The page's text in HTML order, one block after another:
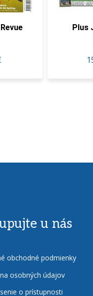
Plus JEDEN DEŇ
u nás
obchodné podmienky
osobných údajov
o prístupnosti